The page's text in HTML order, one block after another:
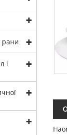
рани
і